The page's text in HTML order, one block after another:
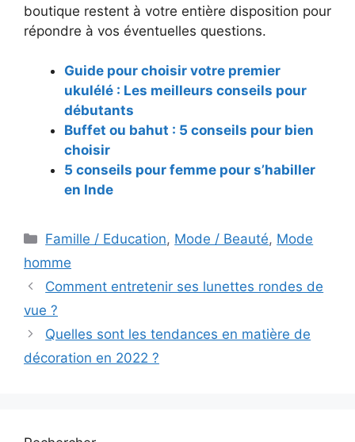
boutique restent à votre entière disposition pour
répondre à vos éventuelles questions.
Guide pour choisir votre premier
ukulélé : Les meilleurs conseils pour
débutants
Buffet ou bahut : 5 conseils pour bien
choisir
5 conseils pour femme pour s’habiller
en Inde
Catégories
Famille / Education, Mode / Beauté, Mode
homme
Navigation
des
Comment entretenir ses lunettes rondes de
vue ?
Quelles sont les tendances en matière de
décoration en 2022 ?